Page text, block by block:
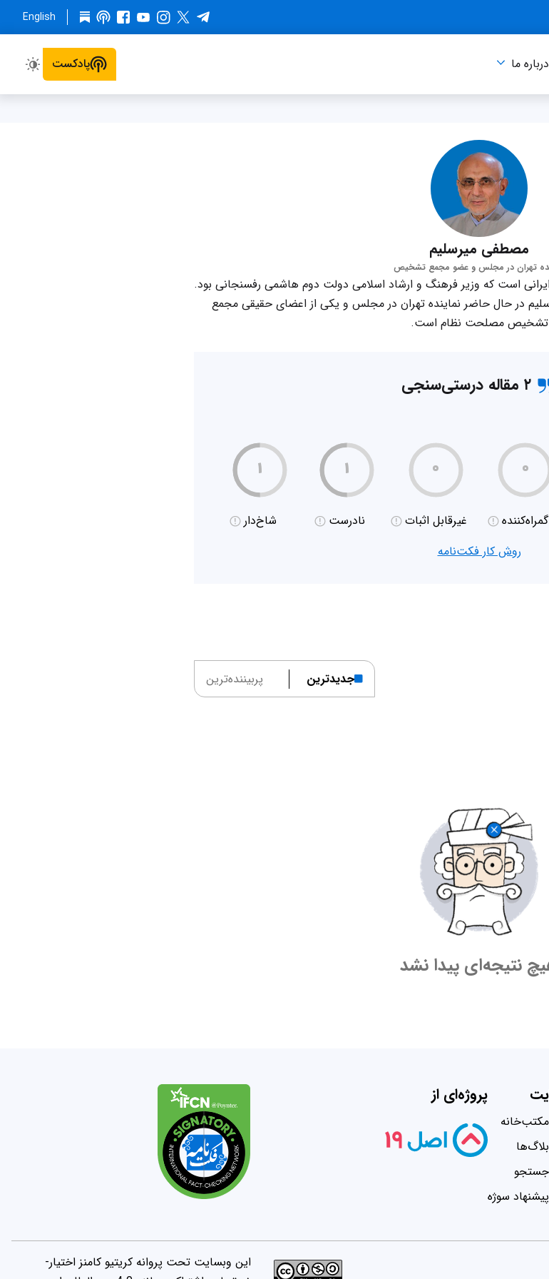
English
درباره‌ ما پادکست
مصطفی میرسلیم
تهران در مجلس و عضو مجمع تشخیص
است که وزیر فرهنگ و ارشاد اسلامی دولت دوم هاشمی رفسنجانی بود.
در حال حاضر نماینده تهران در مجلس و یکی از اعضای حقیقی مجمع
تشخیص مصلحت نظام است.
۲ مقاله درستی‌سنجی
۰
گمراه‌کننده
۰
غیر‌قابل اثبات
۱
نادرست
۱
شاخ‌دار
روش کار فکت‌نامه
جدیدترین پربیننده‌ترین
نتیجه‌ای پیدا نشد
مکتب‌خانه
بلاگ‌ها
جستجو
پیشنهاد سوژه
پروژه‌ای از
این وبسایت تحت پروانه کریتیو کامنز اختیار-